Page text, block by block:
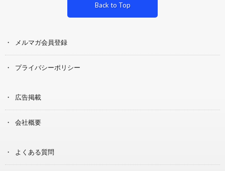
Back to Top
メルマガ会員登録
プライバシーポリシー
広告掲載
会社概要
よくある質問